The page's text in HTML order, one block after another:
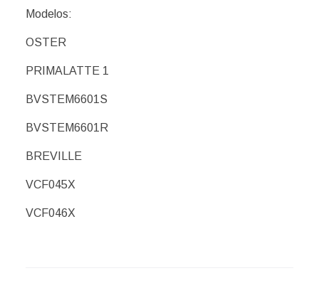
Modelos:
OSTER
PRIMALATTE 1
BVSTEM6601S
BVSTEM6601R
BREVILLE
VCF045X
VCF046X